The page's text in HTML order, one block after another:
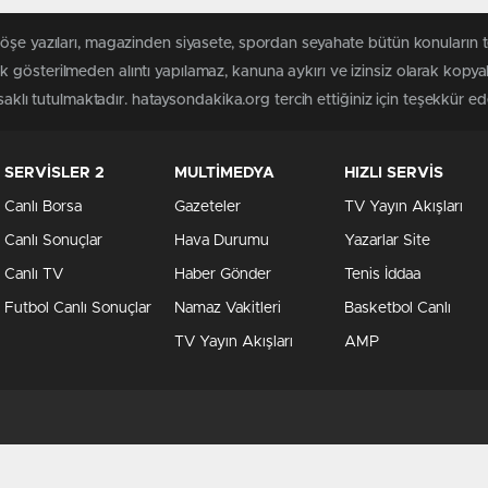
yazıları, magazinden siyasete, spordan seyahate bütün
alıntı yapılamaz, kanuna aykırı ve izinsiz olarak
tutulmaktadır. hataysondakika.org tercih ettiğiniz için teşekkür
SERVİSLER 2
Canlı Borsa
Canlı Sonuçlar
Canlı TV
Futbol Canlı Sonuçlar
MULTİMEDYA
Gazeteler
Hava Durumu
Haber Gönder
Namaz Vakitleri
TV Yayın Akışları
HIZLI SERVİS
TV Yayın Akışları
Yazarlar Site
Tenis İddaa
Basketbol Canlı
AMP